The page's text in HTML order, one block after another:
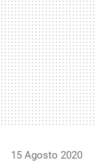
15 Agosto 2020